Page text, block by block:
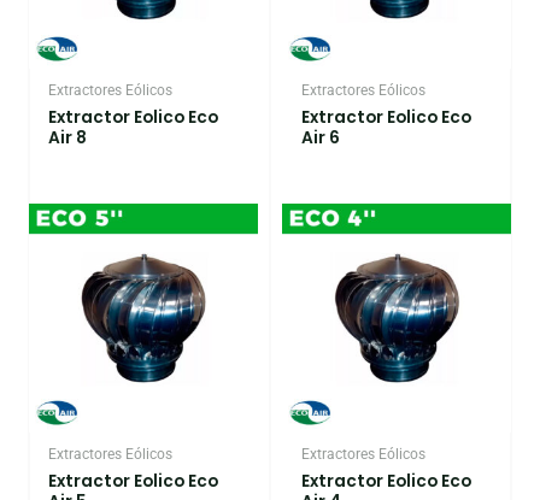
Extractores Eólicos
Extractor Eolico Eco
Air 8
Extractores Eólicos
Extractor Eolico Eco
Air 6
Extractores Eólicos
Extractor Eolico Eco
Extractores Eólicos
Extractor Eolico Eco